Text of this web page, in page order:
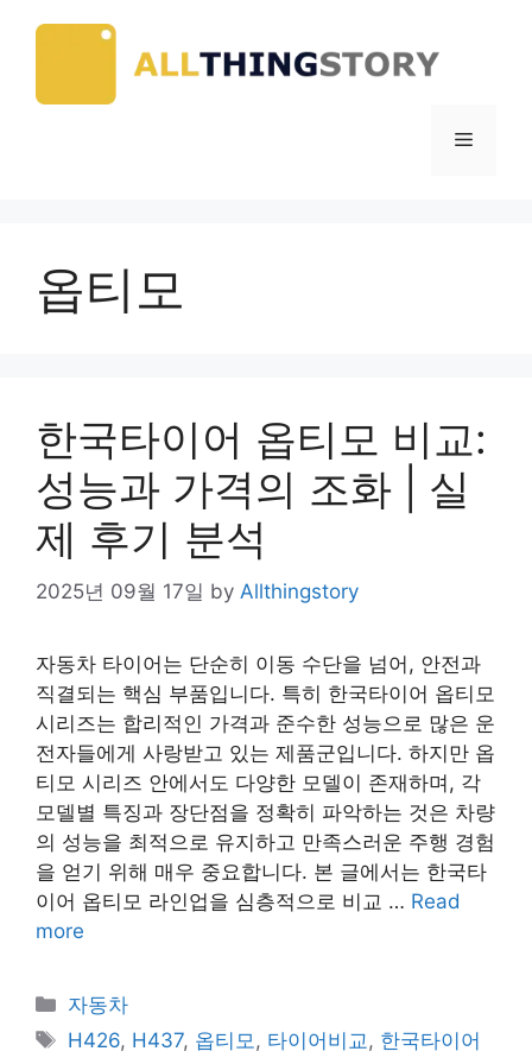
Menu
옵티모
한국타이어 옵티모 비교:
성능과 가격의 조화 | 실
제 후기 분석
2025년 09월 17일 by Allthingstory
자동차 타이어는 단순히 이동 수단을 넘어, 안전과
직결되는 핵심 부품입니다. 특히 한국타이어 옵티모
시리즈는 합리적인 가격과 준수한 성능으로 많은 운
전자들에게 사랑받고 있는 제품군입니다. 하지만 옵
티모 시리즈 안에서도 다양한 모델이 존재하며, 각
모델별 특징과 장단점을 정확히 파악하는 것은 차량
의 성능을 최적으로 유지하고 만족스러운 주행 경험
을 얻기 위해 매우 중요합니다. 본 글에서는 한국타
이어 옵티모 라인업을 심층적으로 비교 … Read
more
Categories
자동차
Tags
H426, H437, 옵티모 , 타이어비교 , 한국타이어